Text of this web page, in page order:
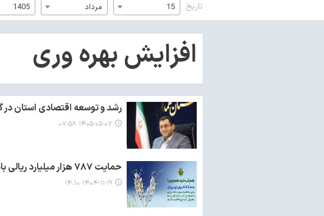
تاریخ 15 مرداد 1405
افزایش بهره وری
رشد و توسعه اقتصادی استان در
۱۴۰۵-۰۵-۰۷ ۰۷:۵۸
حمایت ۷۸۷ هزار میلیارد ریالی بانک کشاورزی از بهینه سازی مصرف آب در صنایع غذایی
۱۴۰۴-۱۱-۱۹ ۱۴:۱۰